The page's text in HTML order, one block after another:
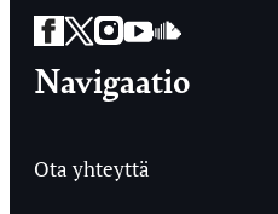
Facebook
Twitter
Instagram
YouTube
SoundCloud
Navigaatio
Ota yhteyttä